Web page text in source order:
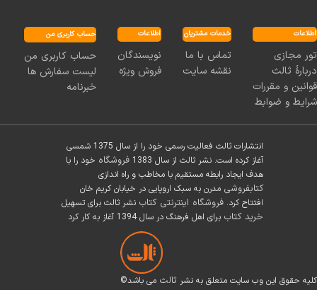
اطلاعات
تور مجازی
دربارۀ ثالث
قوانین و مقررات
شرایط و ضوابط
خدمات مشتریان
تماس با ما
نقشه سایت
اطلاعات
نویسندگان
فروش ویژه
حساب کاربری من
حساب کاربری من
لیست سفارش ها
خبرنامه
انتشارات ثالث فعالیت رسمی خود را از سال 1375 شمسی
آغاز کرده است. نشر ثالث از سال 1383
فروشگاه خود را با
هدف ایجاد رابطه مستقیم با مخاطب و راه اندازی
کتابفروشی مدرن به سبک اروپایی در خیابان کریم خان
افتتاح کرد.فروشگاه اینترنتی کتاب نشر ثالث برای تسهیل
خرید کتاب برای اهل فرهنگ در سال 1394 آغاز به کار کرد
©کلیه حقوق این وب سایت متعلق به نشر ثالث می باشد